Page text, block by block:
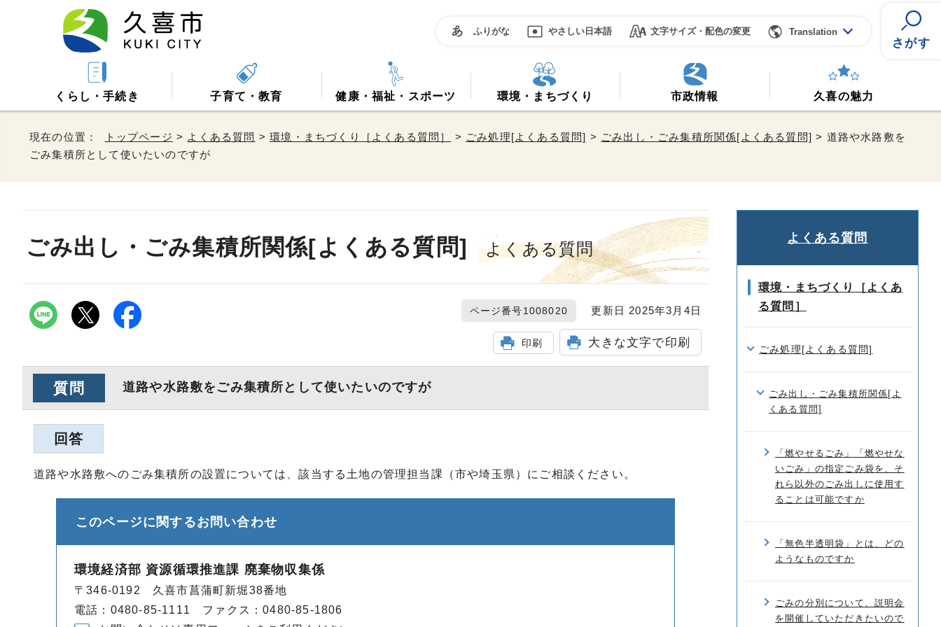
ふりがな やさしい日本語 文字サイズ・配色の変更 Translation
さがす
くらし・手続き 子育て・教育 健康・福祉・スポーツ 環境・まちづくり 市政情報 久喜の魅力
現在の位置： トップページ > よくある質問 >環境・まちづくり［よくある質問］ > ごみ処理[よくある質問] > ごみ出し・ごみ集積所関係[よくある質問] > 道路や水路敷を
ごみ集積所として使いたいのですが
ごみ出し・ごみ集積所関係[よくある質問] よくある質問
ページ番号1008020 更新日 2025年3月4日
印刷 大きな文字で印刷
質問 道路や水路敷をごみ集積所として使いたいのですが
回答
道路や水路敷へのごみ集積所の設置については、該当する土地の管理担当課（市や埼玉県）にご相談ください。
このページに関するお問い合わせ
環境経済部 資源循環推進課 廃棄物収集係
〒346-0192 久喜市菖蒲町新堀38番地
電話：0480-85-1111 ファクス：0480-85-1806
よくある質問
環境・まちづくり［よくあ
る質問］
ごみ処理[よくある質問]
ごみ出し・ごみ集積所関係[よ
くある質問]
「燃やせるごみ」「燃やせな
いごみ」の指定ごみ袋を、そ
れら以外のごみ出しに使用す
ることは可能ですか
「無色半透明袋」とは、どの
ようなものですか
ごみの分別について、説明会
を開催していただきたいので